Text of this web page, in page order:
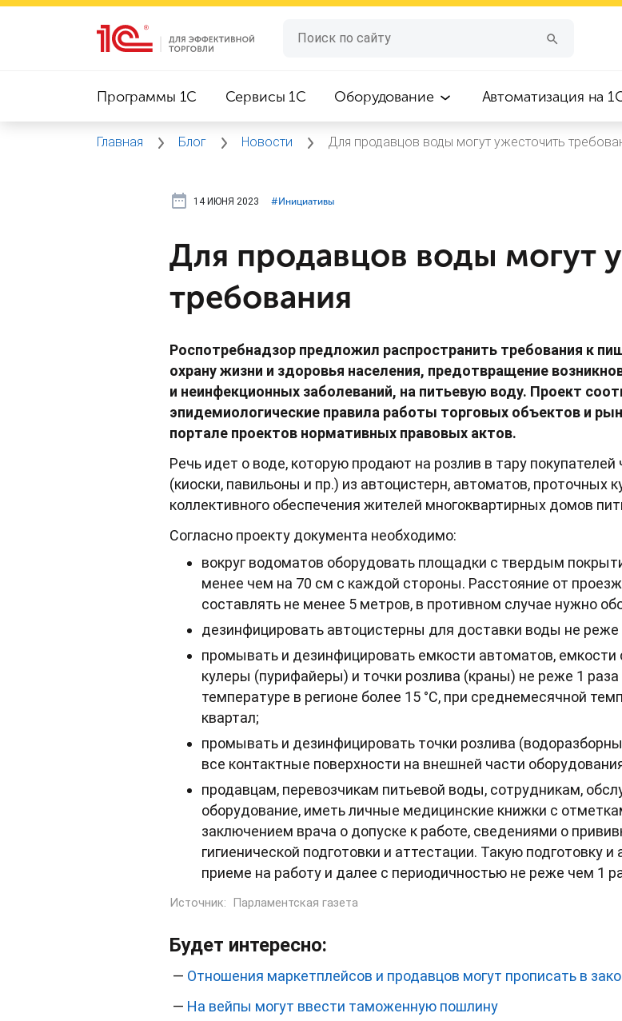
Программы 1C Сервисы 1C Оборудование Автоматизация на
Главная Блог Новости Для продавцов воды могут ужесточить
14 ИЮНЯ 2023 #⁣Инициативы
Для продавцов воды могут
требования
Роспотребнадзор предложил распространить требования к
охрану жизни и здоровья населения, предотвращение
и неинфекционных заболеваний, на питьевую воду. Проект
эпидемиологические правила работы торговых объектов и
портале проектов нормативных правовых актов.
Речь идет о воде, которую продают на розлив в тару
(киоски, павильоны и пр.) из автоцистерн, автоматов, проточных
коллективного обеспечения жителей многоквартирных домов
Согласно проекту документа необходимо:
вокруг водоматов оборудовать площадки с твердым
менее чем на 70 см с каждой стороны. Расстояние от
составлять не менее 5 метров, в противном случае нужно
дезинфицировать автоцистерны для доставки воды не
промывать и дезинфицировать емкости автоматов, емкости
кулеры (пурифайеры) и точки розлива (краны) не реже 1
температуре в регионе более 15 °С, при среднемесячной
квартал;
промывать и дезинфицировать точки розлива
все контактные поверхности на внешней части
продавцам, перевозчикам питьевой воды, сотрудникам,
оборудование, иметь личные медицинские книжки с
заключением врача о допуске к работе, сведениями о
гигиенической подготовки и аттестации. Такую подготовку
приеме на работу и далее с периодичностью не реже чем 1
Источник: Парламентская газета
Будет интересно:
— Отношения маркетплейсов и продавцов могут прописать в
— На вейпы могут ввести таможенную пошлину